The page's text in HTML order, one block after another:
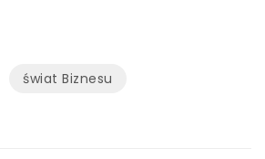
świat Biznesu